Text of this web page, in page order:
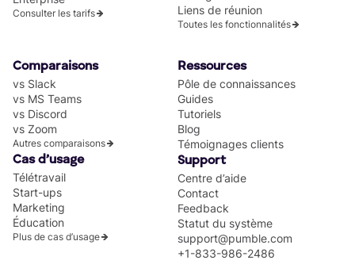
Consulter les tarifs
Liens de réunion
Toutes les fonctionnalités
Comparaisons
vs Slack
vs MS Teams
vs Discord
vs Zoom
Autres comparaisons
Cas d’usage
Télétravail
Start-ups
Marketing
Éducation
Plus de cas d’usage
Ressources
Pôle de connaissances
Guides
Tutoriels
Blog
Témoignages clients
Support
Centre d’aide
Contact
Feedback
Statut du système
support@pumble.com
+1-833-986-2486